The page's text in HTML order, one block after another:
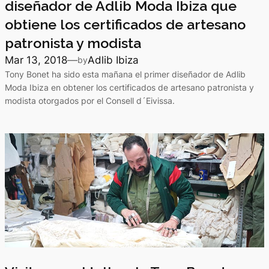
diseñador de Adlib Moda Ibiza que
obtiene los certificados de artesano
patronista y modista
Mar 13, 2018—byAdlib Ibiza
Tony Bonet ha sido esta mañana el primer diseñador de Adlib
Moda Ibiza en obtener los certificados de artesano patronista y
modista otorgados por el Consell d´Eivissa.